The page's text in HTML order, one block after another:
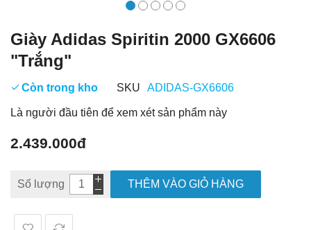
Giày Adidas Spiritin 2000 GX6606
"Trắng"
Còn trong kho SKU ADIDAS-GX6606
Là người đầu tiên để xem xét sản phẩm này
2.439.000đ
Số lượng THÊM VÀO GIỎ HÀNG